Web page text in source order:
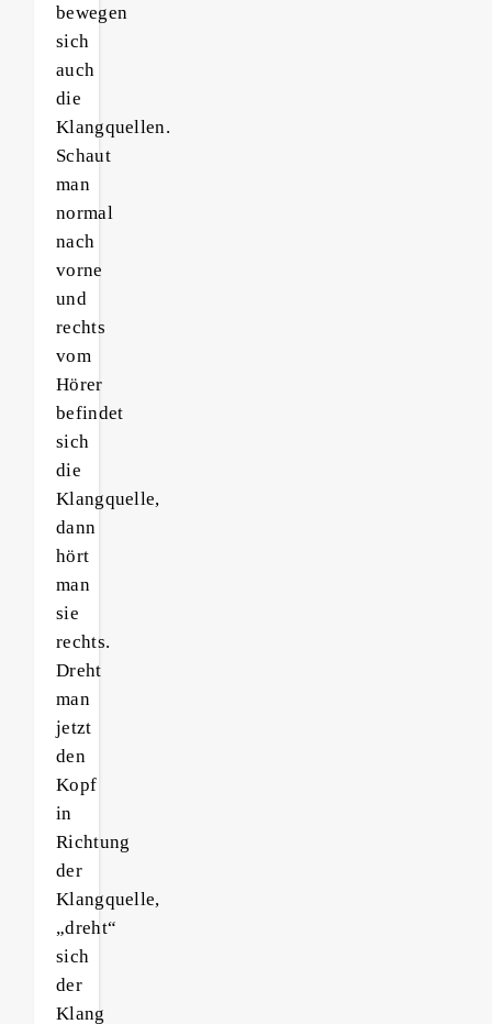
bewegen
sich
auch
die
Klangquellen.
Schaut
man
normal
nach
vorne
und
rechts
vom
Hörer
befindet
sich
die
Klangquelle,
dann
hört
man
sie
rechts.
Dreht
man
jetzt
den
Kopf
in
Richtung
der
Klangquelle,
„dreht“
sich
der
Klang